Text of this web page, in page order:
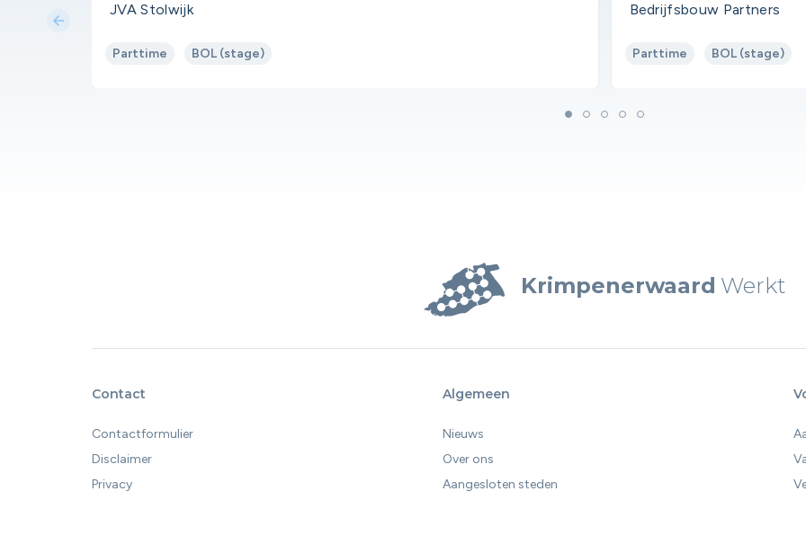
JVA Stolwijk
Parttime BOL (stage)
Bedrijfsbouw Partners
Parttime BOL (stage)
arrow_back
Krimpenerwaard Werkt
Contact
Contactformulier
Disclaimer
Privacy
Algemeen
Nieuws
Over ons
Aangesloten steden